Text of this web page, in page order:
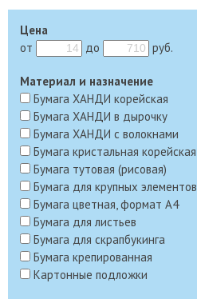
Цена
от
до руб.
Материал и назначение
Бумага ХАНДИ корейская
Бумага ХАНДИ в дырочку
Бумага ХАНДИ с волокнами
Бумага кристальная корейская
Бумага тутовая (рисовая)
Бумага для крупных элементов
Бумага цветная, формат А4
Бумага для листьев
Бумага для скрапбукинга
Бумага крепированная
Картонные подложки